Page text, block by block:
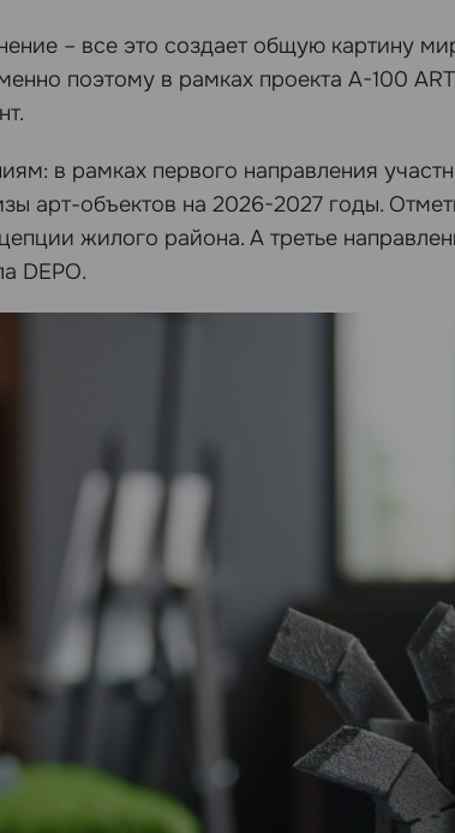
– все это создает общую картину
поэтому в рамках проекта А-100
в рамках первого направления
арт-объектов на 2026-2027 годы.
жилого района. А третье
DEPO.